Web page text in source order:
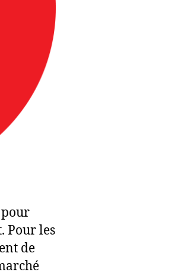
Pour les
de